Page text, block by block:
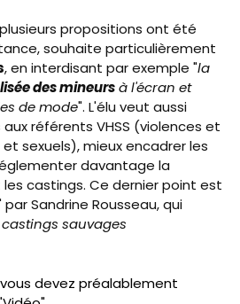
propositions ont été
souhaite particulièrement
, en interdisant par exemple "la
des mineursà l'écran et
de mode". L'élu veut aussi
référents VHSS (violences et
sexuels), mieux encadrer les
davantage la
castings. Ce dernier point est
par Sandrine Rousseau, qui
sauvages
devez préalablement